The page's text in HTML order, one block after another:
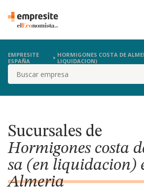
EMPRESITE
ESPAÑA
HORMIGONES COSTA DE
LIQUIDACION)
Buscar
Sucursales de
Hormigones costa
sa (en liquidacion)
Almeria